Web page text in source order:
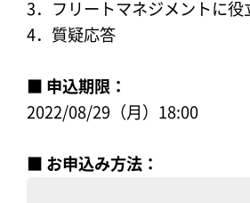
3．フリートマネジメントに役
4．質疑応答
■ 申込期限：
2022/08/29（月）18:00
■ お申込み方法：